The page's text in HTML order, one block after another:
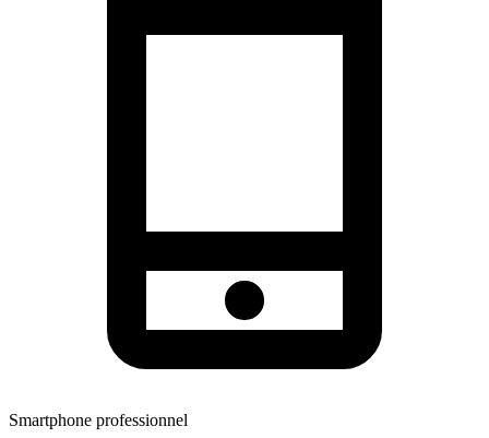
Smartphone professionnel